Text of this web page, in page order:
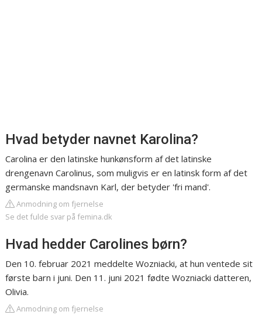
Hvad betyder navnet Karolina?
Carolina er den latinske hunkønsform af det latinske
drengenavn Carolinus, som muligvis er en latinsk form af det
germanske mandsnavn Karl, der betyder 'fri mand'.
Anmodning om fjernelse
Se det fulde svar på femina.dk
Hvad hedder Carolines børn?
Den 10. februar 2021 meddelte Wozniacki, at hun ventede sit
første barn i juni. Den 11. juni 2021 fødte Wozniacki datteren,
Olivia.
Anmodning om fjernelse